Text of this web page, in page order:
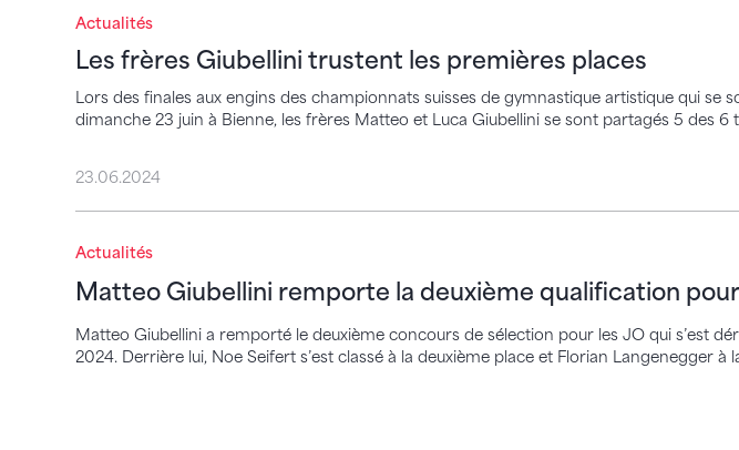
Actualités
Les frères Giubellini trustent les premières places
Lors des finales aux engins des championnats suisses de gymnastique artistique qui se
dimanche 23 juin à Bienne, les frères Matteo et Luca Giubellini se sont partagés 5 des 6
Les frères Giubellini trustent les premières places
23.06.2024
Actualités
Matteo Giubellini remporte la deuxième qualification
Matteo Giubellini a remporté le deuxième concours de sélection pour les JO qui s’est
2024. Derrière lui, Noe Seifert s’est classé à la deuxième place et Florian Langenegger à
Matteo Giubellini remporte la deuxième qualification pour les JO